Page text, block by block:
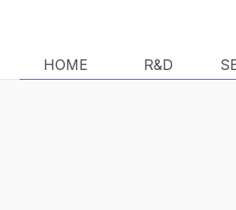
HOME R&D
HOME R&D